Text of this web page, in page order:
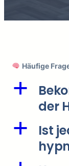
Häufige
a
der
a
Ist